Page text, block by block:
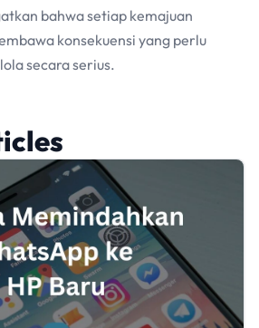
bahwa setiap kemajuan
konsekuensi yang perlu
secara serius.